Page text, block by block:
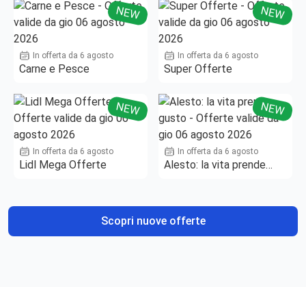
NEW
In offerta da 6 agosto
Carne e Pesce
NEW
In offerta da 6 agosto
Super Offerte
NEW
In offerta da 6 agosto
Lidl Mega Offerte
NEW
In offerta da 6 agosto
Alesto: la vita prende
Scopri nuove offerte